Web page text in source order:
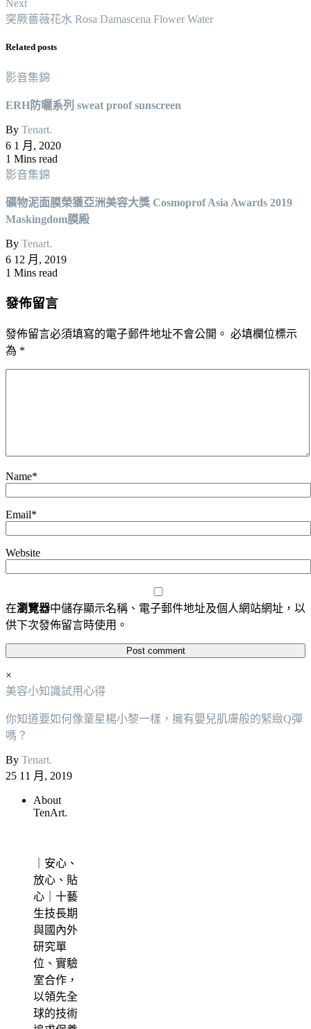
Next
突厥薔薇花水 Rosa Damascena Flower Water
Related posts
影音集錦
ERH防曬系列 sweat proof sunscreen
By Tenart.
6 1 月, 2020
1 Mins read
影音集錦
礦物泥面膜榮獲亞洲美容大獎 Cosmoprof Asia Awards 2019
Maskingdom膜殿
By Tenart.
6 12 月, 2019
1 Mins read
發佈留言
發佈留言必須填寫的電子郵件地址不會公開。 必填欄位標示
為 *
Name*
Email*
Website
在瀏覽器中儲存顯示名稱、電子郵件地址及個人網站網址，以
供下次發佈留言時使用。
×
美容小知識試用心得
你知道要如何像童星楊小黎一樣，擁有嬰兒肌膚般的緊緻Q彈
嗎？
By Tenart.
25 11 月, 2019
About
TenArt.
｜安心、
放心、貼
心｜十藝
生技長期
與國內外
研究單
位、實驗
室合作，
以領先全
球的技術